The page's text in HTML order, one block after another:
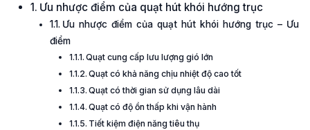
Ưu nhược điểm của quạt hút khói hướng trục
Ưu nhược điểm của quạt hút khói hướng trục – Ưu
điểm
Quạt cung cấp lưu lượng gió lớn
Quạt có khả năng chịu nhiệt độ cao tốt
Quạt có thời gian sử dụng lâu dài
Quạt có độ ồn thấp khi vận hành
Tiết kiệm điện năng tiêu thụ